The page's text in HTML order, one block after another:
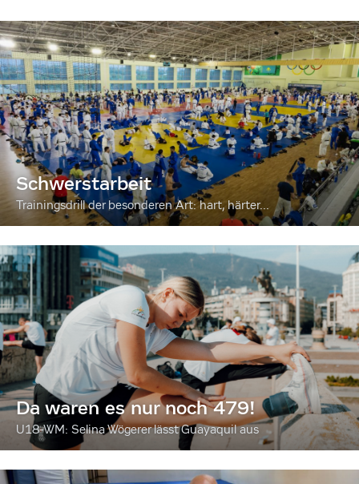
Schwerstarbeit
Trainingsdrill der besonderen Art: hart, härter...
Da waren es nur noch 479!
U18-WM: Selina Wögerer lässt Guayaquil aus